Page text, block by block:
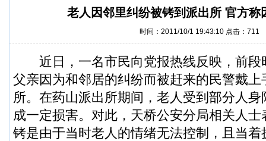
老人因邻里纠纷被铐到派出所 官方称
时间：2011/10/1 19:43:10 点击：711
近日，一名市民向党报热线反映，前段
父亲因为和邻居的纠纷而被赶来的民警戴
所。在药山派出所期间，老人受到部分人
成一定损害。对此，天桥公安分局相关人
铐是由于当时老人的情绪无法控制，且当